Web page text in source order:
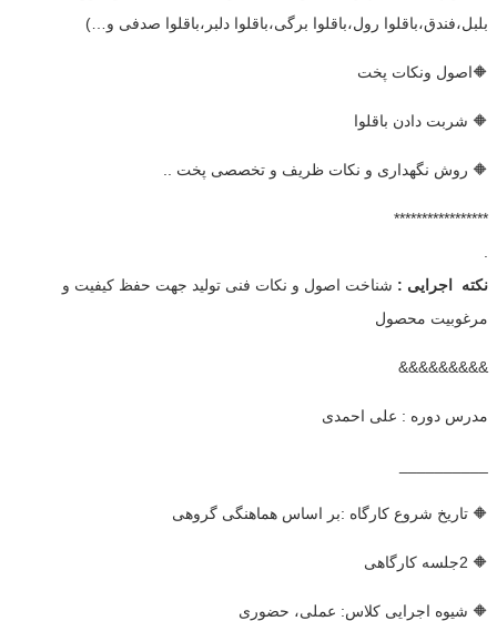
بلبل،فندق،باقلوا رول،باقلوا برگی،باقلوا دلبر،باقلوا صدفی و…)
🔶اصول ونکات پخت
🔶 شربت دادن باقلوا
🔶 روش نگهداری و نکات ظریف و تخصصی پخت ..
*****************
نکته اجرایی : شناخت اصول و نکات فنی تولید جهت حفظ کیفیت و
مرغوبیت محصول
&&&&&&&&&
مدرس دوره : علی احمدی
🔶 تاریخ شروع کارگاه :بر اساس هماهنگی گروهی
🔶 2جلسه کارگاهی
🔶 شیوه اجرایی کلاس: عملی، حضوری